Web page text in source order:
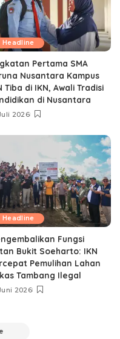
Headline
Pertama SMA
Nusantara Kampus
Tiba di IKN, Awali Tradisi
di Nusantara
2026
Headline
Fungsi
Bukit Soeharto: IKN
Pemulihan Lahan
Tambang Ilegal
2026